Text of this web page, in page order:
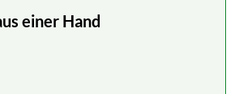
einer Hand